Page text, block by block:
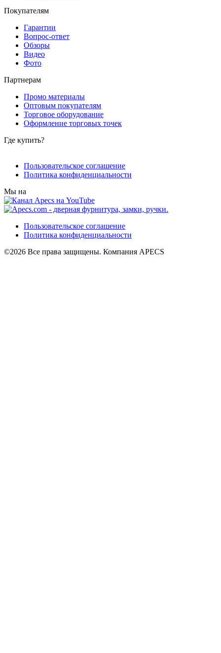
Покупателям
Гарантии
Вопрос-ответ
Обзоры
Видео
Фото
Партнерам
Промо материалы
Оптовым покупателям
Торговое оборудование
Оформление торговых точек
Где купить?
Пользовательское соглашение
Политика конфиденциальности
Мы на
Пользовательское соглашение
Политика конфиденциальности
©2026 Все права защищены. Компания APECS